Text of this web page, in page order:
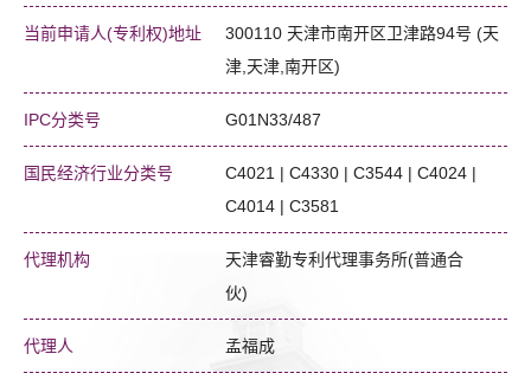
当前申请人(专利权)地址
300110 天津市南开区卫津路94号 (天
津,天津,南开区)
IPC分类号 G01N33/487
国民经济行业分类号
C4021 | C4330 | C3544 | C4024 |
C4014 | C3581
代理机构
天津睿勤专利代理事务所(普通合
伙)
代理人 孟福成